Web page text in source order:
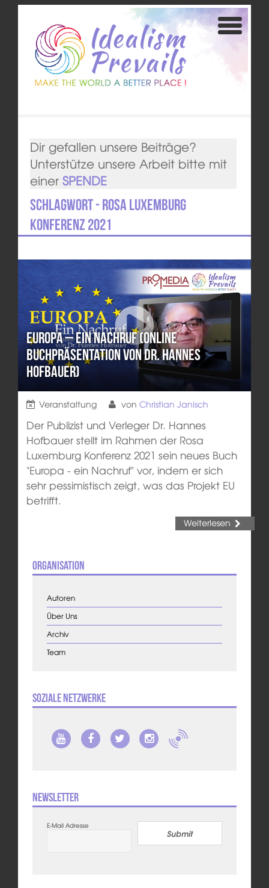
Dir gefallen unsere Beiträge?
Unterstütze unsere Arbeit bitte mit
einer SPENDE
Schlagwort - Rosa Luxemburg
Konferenz 2021
Europa – ein Nachruf (Online
Buchpräsentation von Dr. Hannes
Hofbauer)
Veranstaltung von Christian Janisch
Der Publizist und Verleger Dr. Hannes
Hofbauer stellt im Rahmen der Rosa
Luxemburg Konferenz 2021 sein neues Buch
"Europa - ein Nachruf" vor, indem er sich
sehr pessimistisch zeigt, was das Projekt EU
betrifft.
Weiterlesen
Organisation
Autoren
Über Uns
Archiv
Team
Soziale Netzwerke
Newsletter
E-Mail Adresse
Submit